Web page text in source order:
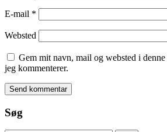
E-mail *
Websted
Gem mit navn, mail og websted i
jeg kommenterer.
Søg